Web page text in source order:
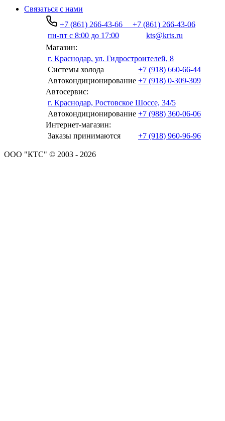
Связаться с нами
+7 (861) 266-43-66
+7 (861) 266-43-06
пн-пт с 8:00 до 17:00
kts@krts.ru
Магазин:
г. Краснодар, ул. Гидростроителей, 8
Системы холода
+7 (918) 660-66-44
Автокондиционирование +7 (918) 0-309-309
Автосервис:
г. Краснодар, Ростовское Шоссе, 34/5
Автокондиционирование +7 (988) 360-06-06
Интернет-магазин:
Заказы принимаются
+7 (918) 960-96-96
ООО "КТС" © 2003 - 2026